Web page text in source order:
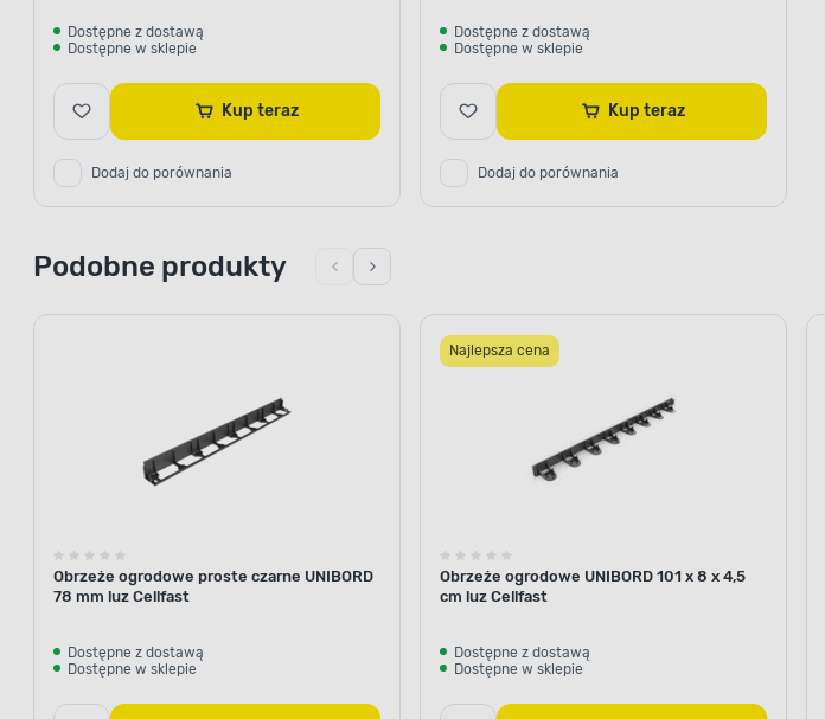
Dostępne z dostawą
Dostępne w sklepie
Kup teraz
Dodaj do porównania
Dostępne z dostawą
Dostępne w sklepie
Kup teraz
Dodaj do porównania
Podobne produkty
Obrzeże ogrodowe proste czarne UNIBORD
78 mm luz Cellfast
Dostępne z dostawą
Dostępne w sklepie
Najlepsza cena
Obrzeże ogrodowe UNIBORD 101 x 8 x 4,5
cm luz Cellfast
Dostępne z dostawą
Dostępne w sklepie